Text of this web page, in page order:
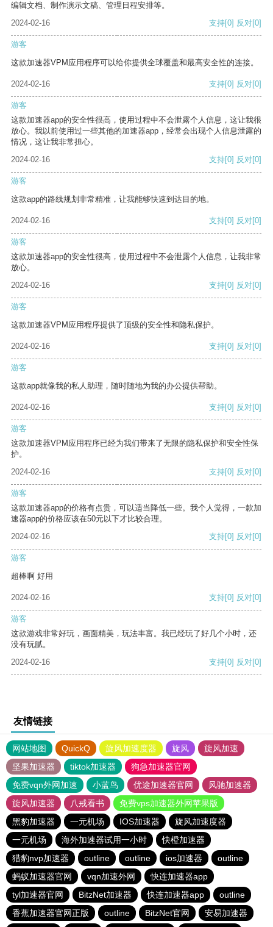
编辑文档、制作演示文稿、管理日程安排等。
2024-02-16
支持[0] 反对[0]
游客
这款加速器VPM应用程序可以给你提供全球覆盖和最高安全性的连接。
2024-02-16 支持[0] 反对[0]
游客
这款加速器app的安全性很高，使用过程中不会泄露个人信息，这让我很
放心。我以前使用过一些其他的加速器app，经常会出现个人信息泄露的
情况，这让我非常担心。
2024-02-16
支持[0] 反对[0]
游客
这款app的路线规划非常精准，让我能够快速到达目的地。
2024-02-16 支持[0] 反对[0]
游客
这款加速器app的安全性很高，使用过程中不会泄露个人信息，让我非常
放心。
2024-02-16
支持[0] 反对[0]
游客
这款加速器VPM应用程序提供了顶级的安全性和隐私保护。
2024-02-16 支持[0] 反对[0]
游客
这款app就像我的私人助理，随时随地为我的办公提供帮助。
2024-02-16 支持[0] 反对[0]
游客
这款加速器VPM应用程序已经为我们带来了无限的隐私保护和安全性保
护。
2024-02-16
支持[0] 反对[0]
游客
这款加速器app的价格有点贵，可以适当降低一些。我个人觉得，一款加
速器app的价格应该在50元以下才比较合理。
2024-02-16
支持[0] 反对[0]
游客
超棒啊 好用
2024-02-16 支持[0] 反对[0]
游客
这款游戏非常好玩，画面精美，玩法丰富。我已经玩了好几个小时，还
没有玩腻。
2024-02-16
支持[0] 反对[0]
友情链接
网站地图 QuickQ 旋风加速度器 旋风
旋风加速
坚果加速器
tiktok加速器
狗急加速器官网
免费vqn外网加速
小蓝鸟 优途加速器官网
风驰加速器
旋风加速器
八戒看书
免费vps加速器外网苹果版
黑豹加速器
一元机场 IOS加速器
旋风加速度器
一元机场
海外加速器试用一小时
快橙加速器
猎豹nvp加速器
outline outline ios加速器
outline
蚂蚁加速器官网
vqn加速外网
快连加速器app
tyl加速器官网
BitzNet加速器 快连加速器app
outline
香蕉加速器官网正版
outline BitzNet官网
安易加速器